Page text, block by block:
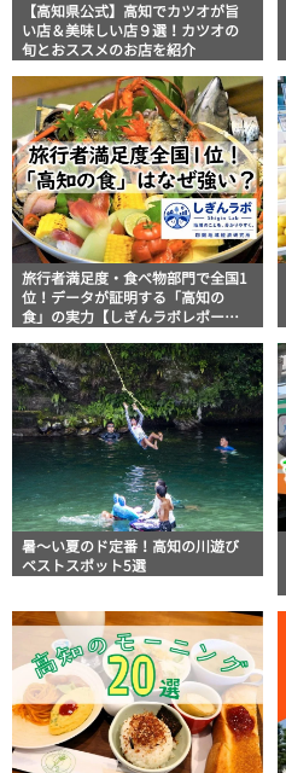
【高知県公式】高知でカツオが旨
い店＆美味しい店９選！カツオの
旬とおススメのお店を紹介
旅行者満足度・食べ物部門で全国1
位！データが証明する「高知の
食」の実力【しぎんラボレポー
暑～い夏のド定番！高知の川遊び
ベストスポット5選